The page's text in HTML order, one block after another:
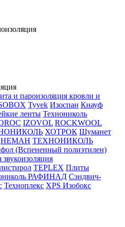
и пароизоляция кровли и
Tyvek Изоспан Кнауф
ленты Технониколь
IZOVOL ROCKWOOL
ХОТРОК Шуманет
НЕМАН ТЕХНОНИКОЛЬ
(Вспененный полиэтилен)
звукоизоляция
TEPLEX Плиты
РАФИНАД Сэндвич-
Техноплекс ХPS Изобокс